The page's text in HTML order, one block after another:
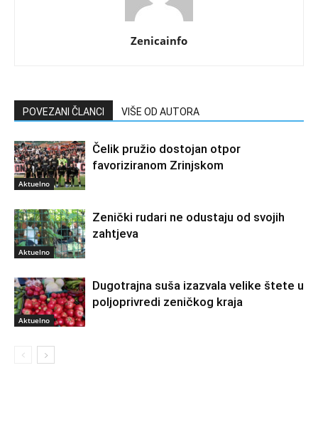
Zenicainfo
POVEZANI ČLANCI VIŠE OD AUTORA
Aktuelno
Čelik pružio dostojan otpor
favoriziranom Zrinjskom
Aktuelno
Zenički rudari ne odustaju od svojih
zahtjeva
Aktuelno
Dugotrajna suša izazvala velike štete u
poljoprivredi zeničkog kraja